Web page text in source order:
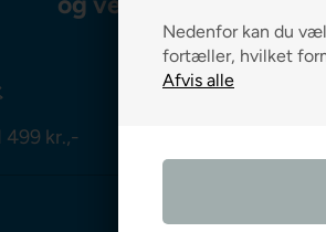
Nedenfor kan du
fortæller, hvilket
499 kr.,-